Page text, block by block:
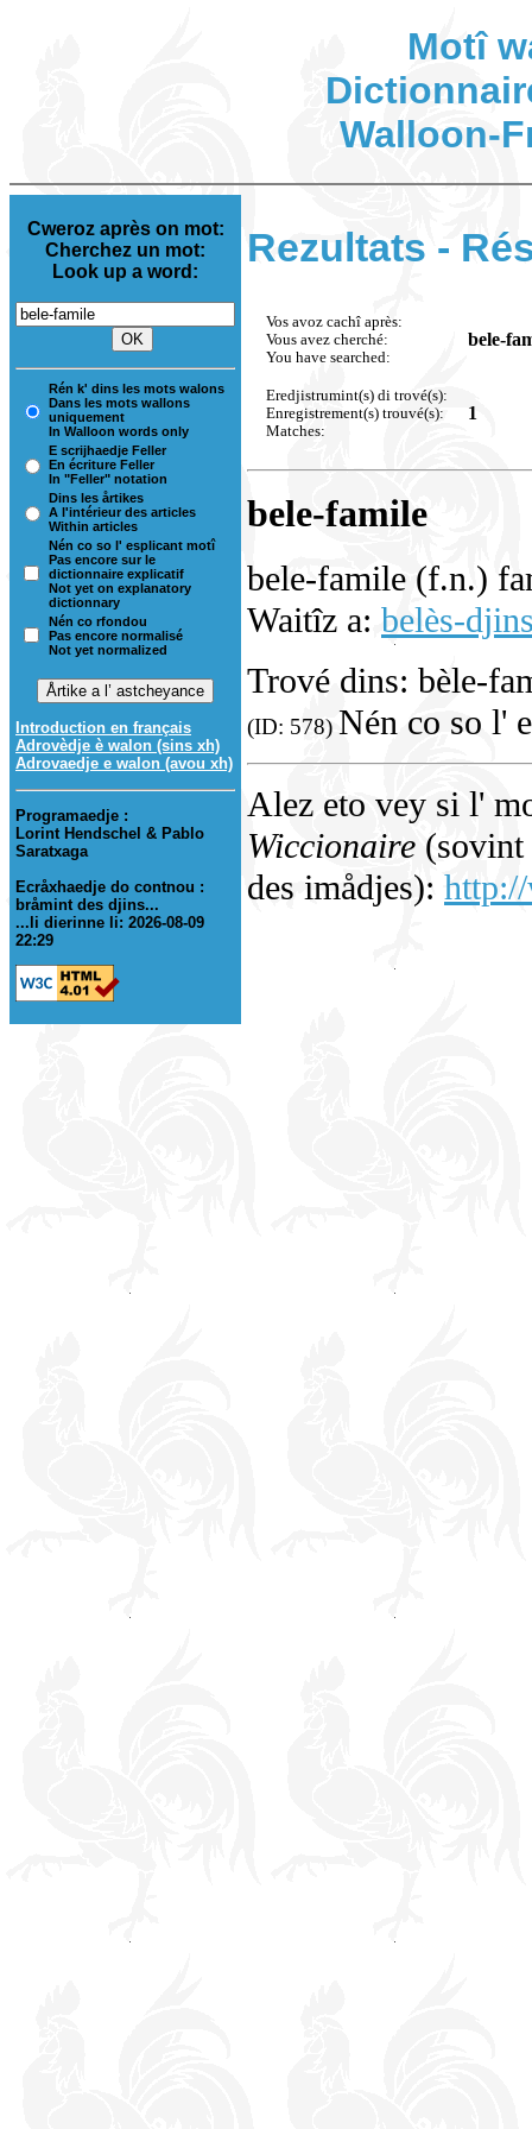
Motî
Walloon-
Cweroz après on mot:
Cherchez un mot:
Look up a word:
Rén k' dins les mots walons
Dans les mots wallons
uniquement
In Walloon words only
E scrijhaedje Feller
En écriture Feller
In "Feller" notation
Dins les årtikes
A l'intérieur des articles
Within articles
Nén co so l' esplicant motî
Pas encore sur le
dictionnaire explicatif
Not yet on explanatory
dictionnary
Nén co rfondou
Pas encore normalisé
Not yet normalized
Introduction en français
Adrovèdje è walon (sins xh)
Adrovaedje e walon (avou xh)
Programaedje :
Lorint Hendschel & Pablo
Saratxaga
Ecråxhaedje do contnou :
bråmint des djins...
...li dierinne li: 2026-08-09
22:29
Rezultats -
Vos avoz cachî après:
Vous avez cherché:
You have searched:
bele-
Eredjistrumint(s) di trové(s):
Enregistrement(s) trouvé(s):
Matches:
1
bele-famile
bele-famile (f.n.)
Waitîz a: belès-
Trové dins: bèle-
(ID: 578) Nén co so l'
Alez eto vey si l'
Wiccionaire (sovint
des imådjes):